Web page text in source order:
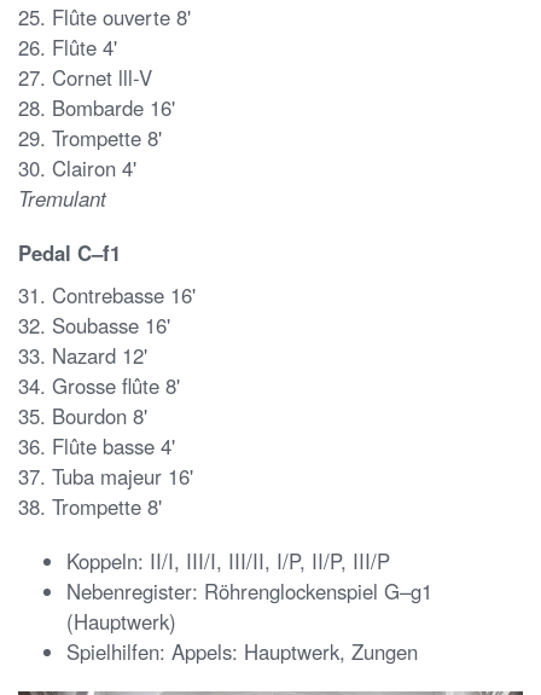
25. Flûte ouverte 8'
26. Flûte 4'
27. Cornet lll-V
28. Bombarde 16'
29. Trompette 8'
30. Clairon 4'
Tremulant
Pedal C–f1
31. Contrebasse 16'
32. Soubasse 16'
33. Nazard 12'
34. Grosse flûte 8'
35. Bourdon 8'
36. Flûte basse 4'
37. Tuba majeur 16'
38. Trompette 8'
Koppeln: II/I, III/I, III/II, I/P, II/P, III/P
Nebenregister: Röhrenglockenspiel G–g1
(Hauptwerk)
Spielhilfen: Appels: Hauptwerk, Zungen